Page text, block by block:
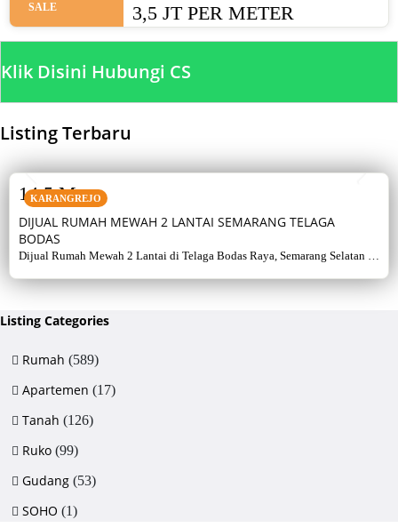
SALE 3,5 JT PER METER
Klik Disini Hubungi CS
Listing Terbaru
KARANGREJO
DIJUAL RUMAH MEWAH 2 LANTAI SEMARANG TELAGA
BODAS
Dijual Rumah Mewah 2 Lantai di Telaga Bodas Raya, Semarang Selatan –
listrik 5500 watt, air artetis. Lingkungan asri & strategis.
14,5 M
Listing Categories
Rumah (589)
Apartemen (17)
Tanah (126)
Ruko (99)
Gudang (53)
SOHO (1)